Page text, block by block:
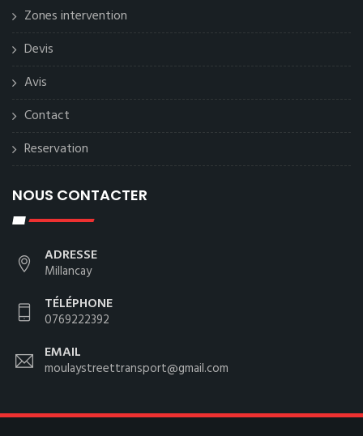
Zones intervention
Devis
Avis
Contact
Reservation
NOUS CONTACTER
ADRESSE
Millancay
TÉLÉPHONE
0769222392
EMAIL
moulaystreettransport@gmail.com